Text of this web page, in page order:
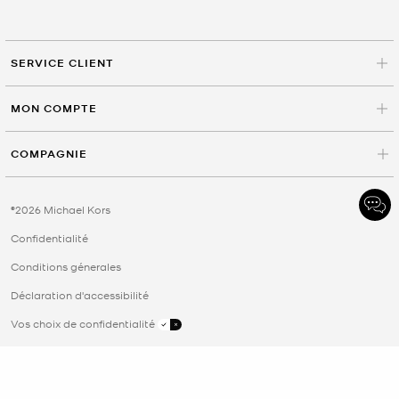
SERVICE CLIENT
MON COMPTE
COMPAGNIE
©2026 Michael Kors
Confidentialité
Conditions génerales
Déclaration d'accessibilité
Vos choix de confidentialité